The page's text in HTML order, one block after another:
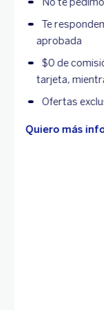
Te
aprobada
$0 de
tarjeta,
Ofertas
Quiero más